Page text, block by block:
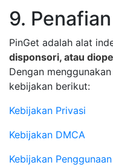
9. Penafian
PinGet adalah alat
disponsori, atau
Dengan
kebijakan berikut:
Kebijakan Privasi
Kebijakan DMCA
Kebijakan